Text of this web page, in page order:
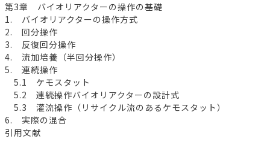
第3章 バイオリアクターの操作の基礎
1. バイオリアクターの操作方式
2. 回分操作
3. 反復回分操作
4. 流加培養（半回分操作）
5. 連続操作
5.1 ケモスタット
5.2 連続操作バイオリアクターの設計式
5.3 灌流操作（リサイクル流のあるケモスタット）
6. 実際の混合
引用文献